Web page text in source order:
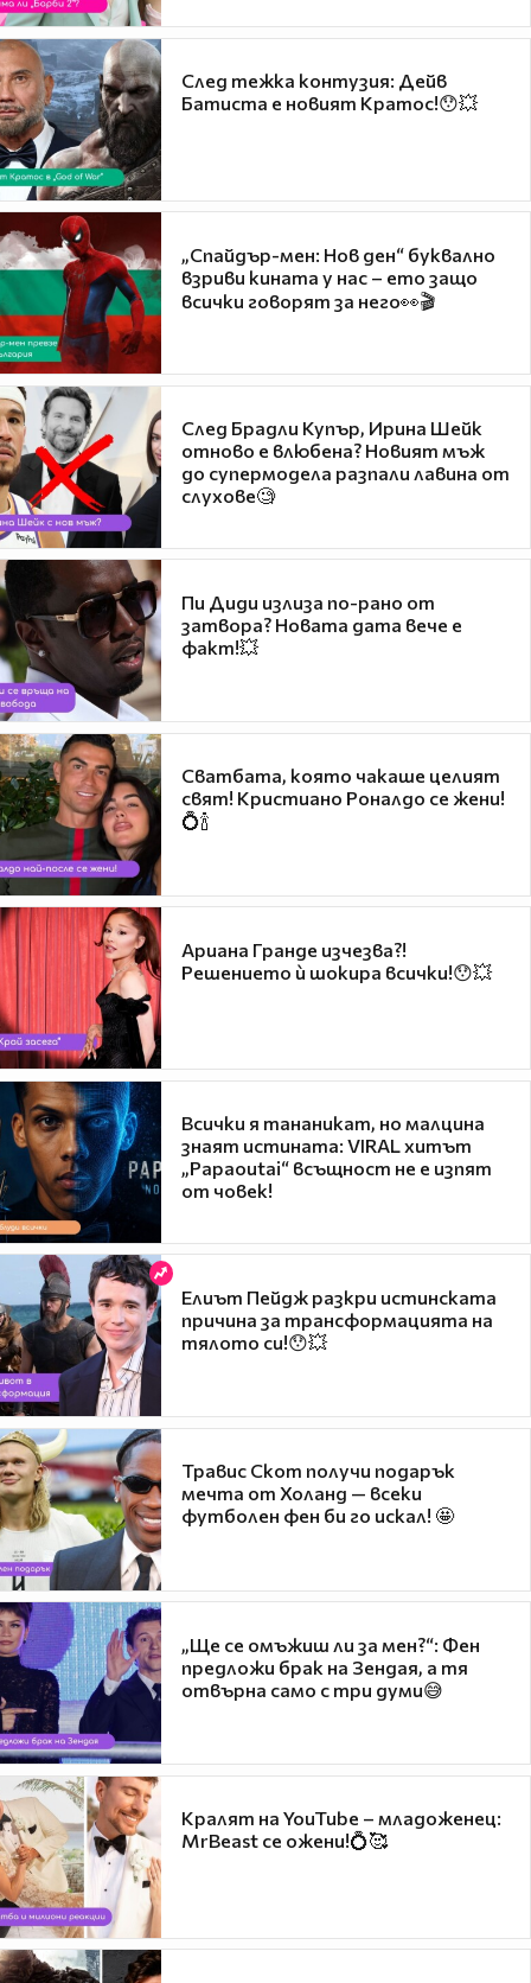
След тежка контузия: Дейв
Батиста е новият Кратос!😯💥
„Спайдър-мен: Нов ден“ буквално
взриви кината у нас – ето защо
всички говорят за него👀🎬
След Брадли Купър, Ирина Шейк
отново е влюбена? Новият мъж
до супермодела разпали лавина от
слухове🧐
Пи Диди излиза по-рано от
затвора? Новата дата вече е
факт!💥
Сватбата, която чакаше целият
свят! Кристиано Роналдо се жени!
💍🍾
Ариана Гранде изчезва?!
Решението ѝ шокира всички!😯💥
Всички я тананикат, но малцина
знаят истината: VIRAL хитът
„Papaoutai“ всъщност не е изпят
от човек!
Елиът Пейдж разкри истинската
причина за трансформацията на
тялото си!😯💥
Травис Скот получи подарък
мечта от Холанд — всеки
футболен фен би го искал! 🤩
„Ще се омъжиш ли за мен?“: Фен
предложи брак на Зендая, а тя
отвърна само с три думи😅
Кралят на YouTube – младоженец:
MrBeast се ожени!💍🥰